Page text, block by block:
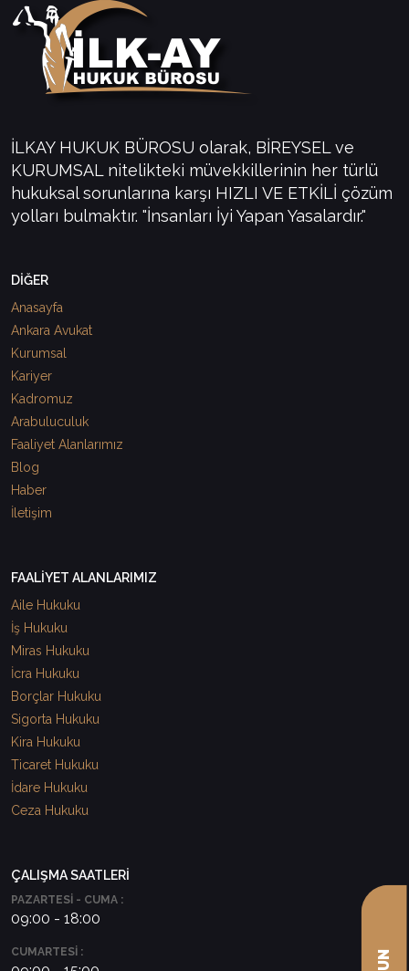
İLKAY HUKUK BÜROSU olarak, BİREYSEL ve
KURUMSAL nitelikteki müvekkillerinin her türlü
hukuksal sorunlarına karşı HIZLI VE ETKİLİ çözüm
yolları bulmaktır. "İnsanları İyi Yapan Yasalardır."
DİĞER
Anasayfa
Ankara Avukat
Kurumsal
Kariyer
Kadromuz
Arabuluculuk
Faaliyet Alanlarımız
Blog
Haber
İletişim
FAALİYET ALANLARIMIZ
Aile Hukuku
İş Hukuku
Miras Hukuku
İcra Hukuku
Borçlar Hukuku
Sigorta Hukuku
Kira Hukuku
Ticaret Hukuku
İdare Hukuku
Ceza Hukuku
ÇALIŞMA SAATLERİ
PAZARTESİ - CUMA :
09:00 - 18:00
CUMARTESİ :